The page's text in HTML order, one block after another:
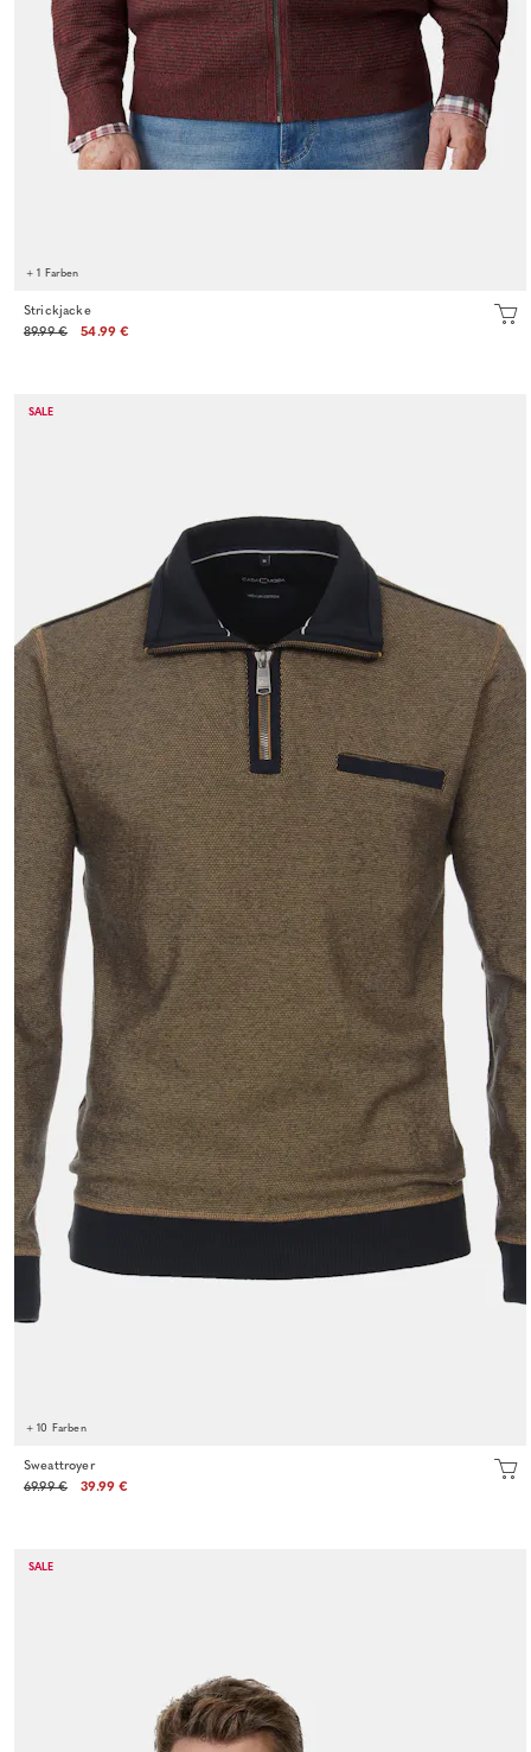
+ 1 Farben
Strickjacke
89.99 €
54.99 €
SALE
+ 10 Farben
Sweattroyer
69.99 €
39.99 €
SALE